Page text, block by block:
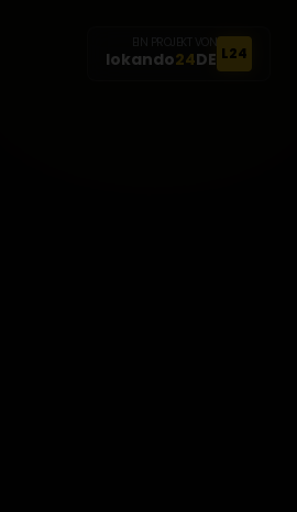
EIN PROJEKT VON
lokando24DE L24